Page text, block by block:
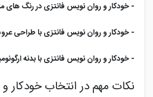
- خودکار و روان نویس فانتزی در رنگ های
- خودکار و روان نویس فانتزی با طراحی
- خودکار و روان نویس فانتزی با بدنه
نکات مهم در انتخاب خودکار